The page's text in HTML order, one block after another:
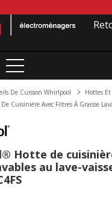
De Cuisson Whirlpool
Hottes
Cuisinière Avec Filtres À Graisse
Hotte de
au lave-